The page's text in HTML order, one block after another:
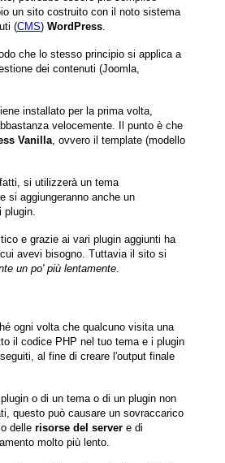
un sito costruito con il noto sistema
(CMS) WordPress.
che lo stesso principio si applica a
dei contenuti (Joomla,
installato per la prima volta,
velocemente. Il punto è che
Vanilla, ovvero il template (modello
si utilizzerà un tema
si aggiungeranno anche un
plugin.
e grazie ai vari plugin aggiunti ha
avevi bisogno. Tuttavia il sito si
un po' più lentamente.
ogni volta che qualcuno visita una
il codice PHP nel tuo tema e i plugin
al fine di creare l'output finale
o di un tema o di un plugin non
questo può causare un sovraccarico
delle risorse del server e di
molto più lento.